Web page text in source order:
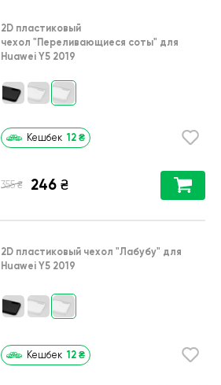
2D пластиковый
чехол "Переливающиеся соты" для
Huawei Y5 2019
Кешбек 12 ₴
355 ₴ 246 ₴
2D пластиковый чехол "Лабубу" для
Huawei Y5 2019
Кешбек 12 ₴